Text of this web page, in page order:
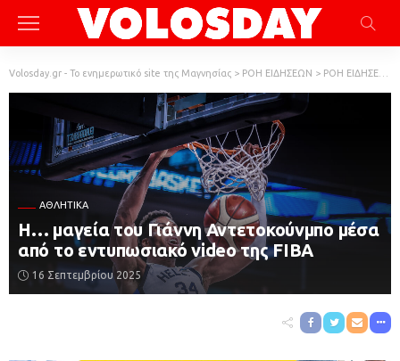
Volosday.gr - Το ενημερωτικό site της Μαγνησίας > ΡΟΗ ΕΙΔΗΣΕΩΝ > ΡΟΗ ΕΙΔΗΣΕΩΝ
ΑΘΛΗΤΙΚΆ
Η… μαγεία του Γιάννη Αντετοκούνμπο μέσα
από το εντυπωσιακό video της FIBA
16 Σεπτεμβρίου 2025